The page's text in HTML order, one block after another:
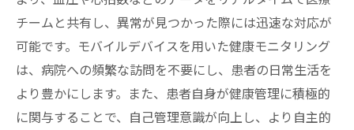
チームと共有し、異常が見つかった際には迅速な対応が
可能です。モバイルデバイスを用いた健康モニタリング
は、病院への頻繁な訪問を不要にし、患者の日常生活を
より豊かにします。また、患者自身が健康管理に積極的
に関与することで、自己管理意識が向上し、より自主的